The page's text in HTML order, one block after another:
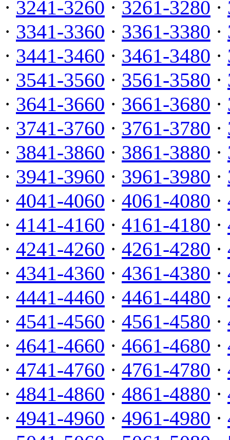
· 3241-3260 · 3261-3280 ·
· 3341-3360 · 3361-3380 ·
· 3441-3460 · 3461-3480 ·
· 3541-3560 · 3561-3580 ·
· 3641-3660 · 3661-3680 ·
· 3741-3760 · 3761-3780 ·
· 3841-3860 · 3861-3880 ·
· 3941-3960 · 3961-3980 ·
· 4041-4060 · 4061-4080 ·
· 4141-4160 · 4161-4180 ·
· 4241-4260 · 4261-4280 ·
· 4341-4360 · 4361-4380 ·
· 4441-4460 · 4461-4480 ·
· 4541-4560 · 4561-4580 ·
· 4641-4660 · 4661-4680 ·
· 4741-4760 · 4761-4780 ·
· 4841-4860 · 4861-4880 ·
· 4941-4960 · 4961-4980 ·